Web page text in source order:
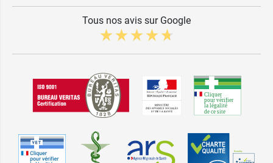
Tous nos avis sur Google